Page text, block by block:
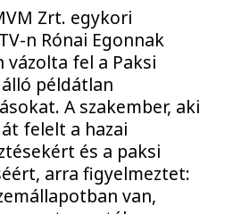
Zrt. egykori
n Rónai Egonnak
fel a Paksi
példátlan
A szakember, aki
felelt a hazai
és a paksi
arra figyelmeztet:
van,